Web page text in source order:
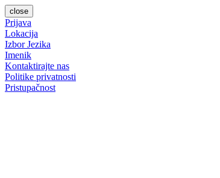
close
Prijava
Lokacija
Izbor Jezika
Imenik
Kontaktirajte nas
Politike privatnosti
Pristupačnost